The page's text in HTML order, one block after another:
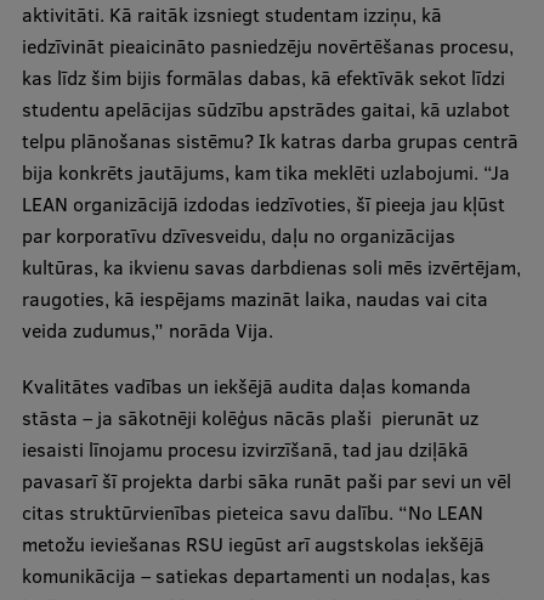
Zinātniskie institūti un laboratorijas
Pētniecības datu pārvaldība
RSU zinātnes portāls
Zinātnes ietekme
Pētniecības platformas
Doktorantūras skola
Pētniecības pakalpojumi
Zinātnieku brokastis
Vertikāli integrētie projekti
Zinātniskās konferences
Inovāciju centrs
aktivitāti. Kā raitāk izsniegt studentam izziņu, kā
iedzīvināt pieaicināto pasniedzēju novērtēšanas procesu,
kas līdz šim bijis formālas dabas, kā efektīvāk sekot līdzi
studentu apelācijas sūdzību apstrādes gaitai, kā uzlabot
telpu plānošanas sistēmu? Ik katras darba grupas centrā
bija konkrēts jautājums, kam tika meklēti uzlabojumi. “Ja
LEAN organizācijā izdodas iedzīvoties, šī pieeja jau kļūst
par korporatīvu dzīvesveidu, daļu no organizācijas
kultūras, ka ikvienu savas darbdienas soli mēs izvērtējam,
raugoties, kā iespējams mazināt laika, naudas vai cita
veida zudumus,” norāda Vija.
Kvalitātes vadības un iekšējā audita daļas komanda
stāsta – ja sākotnēji kolēģus nācās plaši pierunāt uz
iesaisti līnojamu procesu izvirzīšanā, tad jau dziļākā
pavasarī šī projekta darbi sāka runāt paši par sevi un vēl
citas struktūrvienības pieteica savu dalību. “No LEAN
metožu ieviešanas RSU iegūst arī augstskolas iekšējā
komunikācija – satiekas departamenti un nodaļas, kas